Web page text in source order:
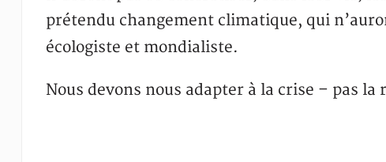
prétendu changement climatique, qui
écologiste et mondialiste.
Nous devons nous adapter à la crise – pas la